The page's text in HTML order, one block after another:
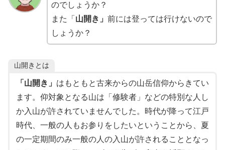
のでしょうか？
また「 山開き」 前には登っては行けないので
しょうか？
山開きとは
「山開き」 はもともと古来からの山岳信仰からきてい
ます。仰対象となる山は「修験者」などの特別な人し
か入山が許されていませんでした。時代が降って江戸
時代、一般の人もお参りをしたいということから、夏
の一定期間のみ一般の人の入山が許されることとなっ